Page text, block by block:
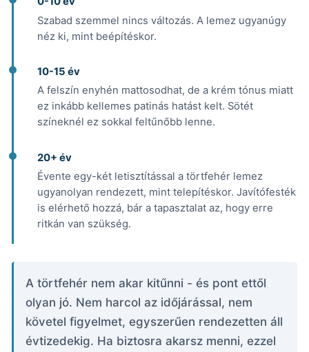
Szabad szemmel nincs változás. A lemez ugyanúgy
néz ki, mint beépítéskor.
10-15 év
A felszín enyhén mattosodhat, de a krém tónus miatt
ez inkább kellemes patinás hatást kelt. Sötét
színeknél ez sokkal feltűnőbb lenne.
20+ év
Évente egy-két letisztítással a törtfehér lemez
ugyanolyan rendezett, mint telepítéskor. Javítófesték
is elérhető hozzá, bár a tapasztalat az, hogy erre
ritkán van szükség.
A törtfehér nem akar kitűnni - és pont ettől
olyan jó. Nem harcol az időjárással, nem
követel figyelmet, egyszerűen rendezetten áll
évtizedekig. Ha biztosra akarsz menni, ezzel